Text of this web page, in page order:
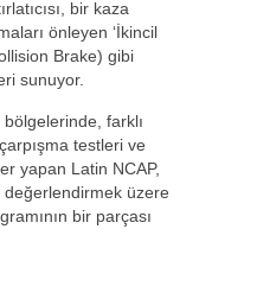
bir kaza
önleyen ‘İkincil
Brake) gibi
sunuyor.
farklı
testleri ve
yapan Latin NCAP,
değerlendirmek üzere
bir parçası